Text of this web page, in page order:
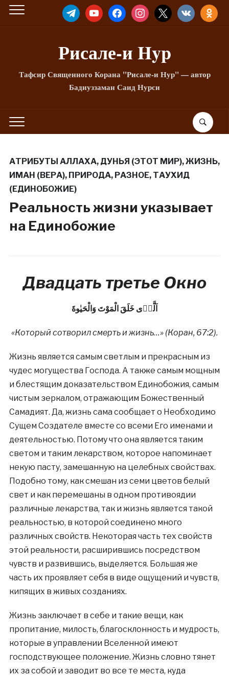
TELEGRAMYOUTUBEFACEBOOKINSTAGRAM
X VKONTAKTE
Рисале-и Hyp
Тафсир Священного Корана "Рисале-и Нур" — автор
Бадиуззаман Саид Нурси
АТРИБУТЫ АЛЛАХА, ДУНЬЯ (ЭТОТ МИР),ЖИЗНЬ,
ИМАН (ВЕРА), ПРИРОДА, РАЗНОЕ, ТАУХИД
(ЕДИНОБОЖИЕ)
Реальность жизни указывает
на Единобожие
Двадцать третье Окно
اَلَّذٖى خَلَقَ الْمَوْتَ وَالْحَيٰوةَ
«Который сотворил смерть и жизнь…» (Коран, 67:2).
Жизнь является самым светлым и прекрасным из
чудес могущества Господа. А также самым мощным
и блестящим доказательством Единобожия, самым
чистым зеркалом, отражающим Божественный
Самадият. Да, жизнь сама сообщает о Необходимо
Сущем Создателе вместе со всеми Его именами и
деятельностью. Потому что она является таким
светом и таким лекарством, которое напоминает
некую пасту, замешанную на целебных свойствах.
Подобно тому, как смешан из семи цветов белый
свет и как перемешаны в одном противоядии
различные лекарства, так и жизнь является такой
реальностью, в которой соединено много
различных свойств. Некоторая часть тех свойств
этой реальности, расширившись посредством
чувств и развившись, выделяется. Большая же
часть их проявляет себя в виде ощущений и чувств,
кипящих в живых созданиях.
Жизнь заключает в себе и такие вещи, как
пропитание, милость, благосклонность и мудрость,
которые в управлении Вселенной имеют
господствующее положение. Жизнь словно тянет
их за собой и заводит во все те места, куда